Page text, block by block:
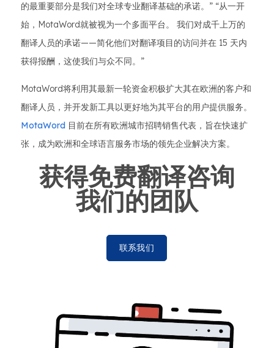
的最重要部分是我们对全球专业翻译基础的承诺。” “从一开
始，MotaWord就被视为一个多面平台。 我们对成千上万的
翻译人员的承诺——简化他们对翻译项目的访问并在 15 天内
获得报酬，这使我们与众不同。”
MotaWord将利用其最新一轮资金积极扩大其在欧洲的客户和
翻译人员，并开发新工具以更好地为其平台的用户提供服务。
MotaWord 目前在所有欧洲城市招聘销售代表，旨在快速扩
张，成为欧洲和全球语言服务市场的领先企业解决方案。
获得免费翻译咨询
我们的团队
联系我们